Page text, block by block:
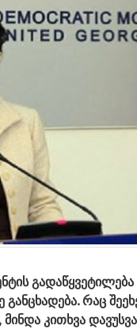
რაც
კითხვა